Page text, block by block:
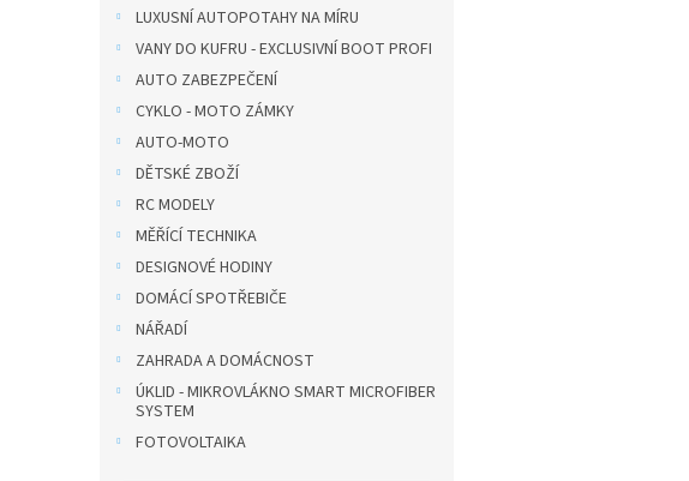
LUXUSNÍ AUTOPOTAHY NA MÍRU
VANY DO KUFRU - EXCLUSIVNÍ BOOT PROFI
AUTO ZABEZPEČENÍ
CYKLO - MOTO ZÁMKY
AUTO-MOTO
DĚTSKÉ ZBOŽÍ
RC MODELY
MĚŘÍCÍ TECHNIKA
DESIGNOVÉ HODINY
DOMÁCÍ SPOTŘEBIČE
NÁŘADÍ
ZAHRADA A DOMÁCNOST
ÚKLID - MIKROVLÁKNO SMART MICROFIBER
SYSTEM
FOTOVOLTAIKA